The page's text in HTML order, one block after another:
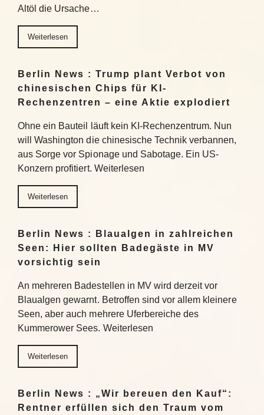
Altöl die Ursache…
Weiterlesen
Berlin News : Trump plant Verbot von
chinesischen Chips für KI-
Rechenzentren – eine Aktie explodiert
Ohne ein Bauteil läuft kein KI-Rechenzentrum. Nun
will Washington die chinesische Technik verbannen,
aus Sorge vor Spionage und Sabotage. Ein US-
Konzern profitiert. Weiterlesen
Weiterlesen
Berlin News : Blaualgen in zahlreichen
Seen: Hier sollten Badegäste in MV
vorsichtig sein
An mehreren Badestellen in MV wird derzeit vor
Blaualgen gewarnt. Betroffen sind vor allem kleinere
Seen, aber auch mehrere Uferbereiche des
Kummerower Sees. Weiterlesen
Weiterlesen
Berlin News : „Wir bereuen den Kauf“:
Rentner erfüllen sich den Traum vom